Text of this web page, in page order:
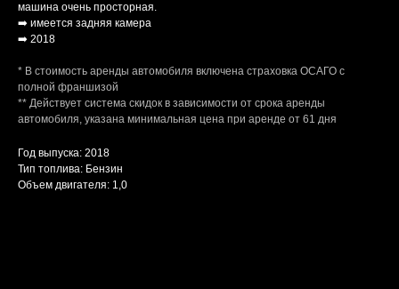
машина очень просторная.
➡️ имеется задняя камера
➡️ 2018
* В стоимость аренды автомобиля включена страховка ОСАГО с
полной франшизой
** Действует система скидок в зависимости от срока аренды
автомобиля, указана минимальная цена при аренде от 61 дня
Год выпуска: 2018
Тип топлива: Бензин
Объем двигателя: 1,0